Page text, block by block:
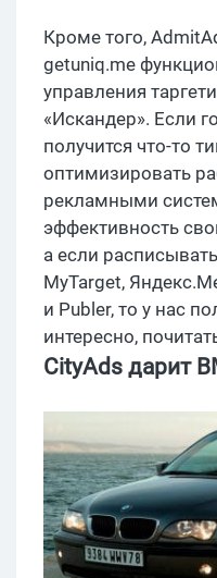
Кроме того,
getuniq.me
управления
«Искандер». Если
получится что-то
оптимизировать
рекламными
эффективность
а если
MyTarget,
и Publer, то у нас
интересно,
CityAds дарит